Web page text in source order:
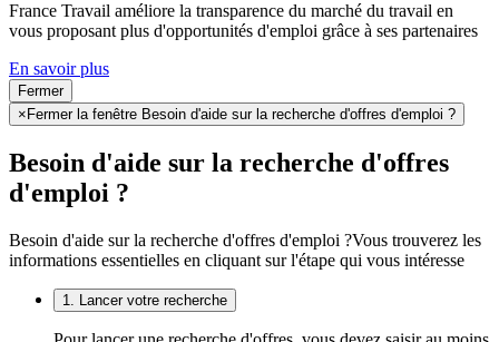
France Travail améliore la transparence du marché du travail en
vous proposant plus d'opportunités d'emploi grâce à ses partenaires
En savoir plus
Fermer
× Fermer la fenêtre Besoin d'aide sur la recherche d'offres d'emploi ?
Besoin d'aide sur la recherche d'offres
d'emploi ?
Besoin d'aide sur la recherche d'offres d'emploi ?Vous trouverez les
informations essentielles en cliquant sur l'étape qui vous intéresse
1. Lancer votre recherche